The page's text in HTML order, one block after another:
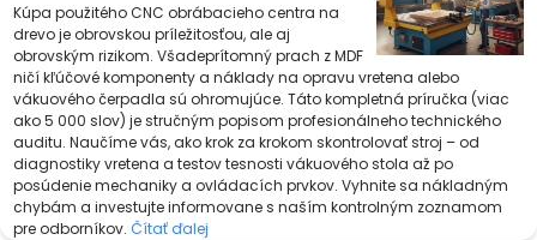
Kúpa použitého CNC obrábacieho centra na
drevo je obrovskou príležitosťou, ale aj
obrovským rizikom. Všadeprítomný prach z MDF
ničí kľúčové komponenty a náklady na opravu vretena alebo
vákuového čerpadla sú ohromujúce. Táto kompletná príručka (viac
ako 5 000 slov) je stručným popisom profesionálneho technického
auditu. Naučíme vás, ako krok za krokom skontrolovať stroj – od
diagnostiky vretena a testov tesnosti vákuového stola až po
posúdenie mechaniky a ovládacích prvkov. Vyhnite sa nákladným
chybám a investujte informovane s naším kontrolným zoznamom
pre odborníkov. Čítať ďalej